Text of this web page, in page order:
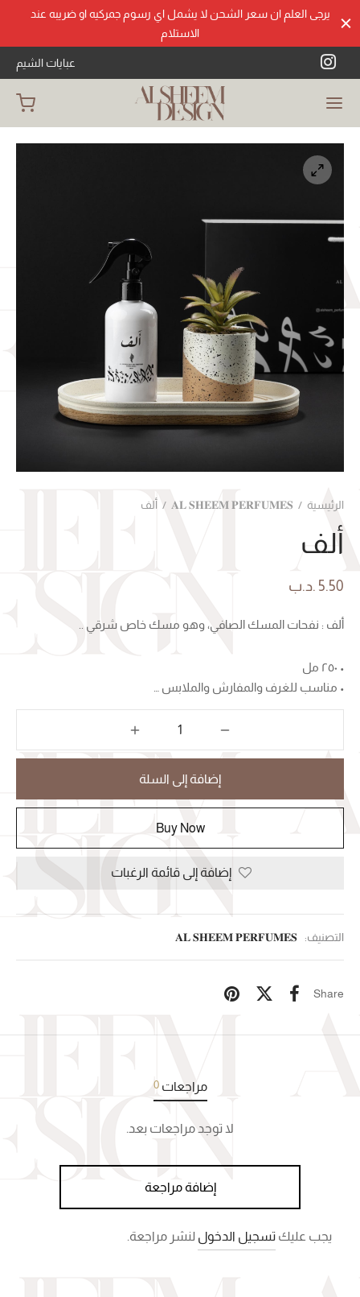
يرجى العلم ان سعر الشحن لا يشمل اي رسوم جمركيه او ضريبه عند
الاستلام
عبايات الشيم
الرئيسية /
𝐀𝐋 𝐒𝐇𝐄𝐄𝐌 𝐏𝐄𝐑𝐅𝐔𝐌𝐄𝐒
/ ألف
ألف
5.50 .د.ب
ألف : نفحات المسك الصافي، وهو مسك خاص شرقي ..
• ٢٥٠ مل
• مناسب للغرف والمفارش والملابس …
إضافة إلى السلة
Buy Now
إضافة إلى قائمة الرغبات
التصنيف: 𝐀𝐋 𝐒𝐇𝐄𝐄𝐌 𝐏𝐄𝐑𝐅𝐔𝐌𝐄𝐒
Share
مراجعات0
لا توجد مراجعات بعد.
إضافة مراجعة
يجب عليك تسجيل الدخول لنشر مراجعة.